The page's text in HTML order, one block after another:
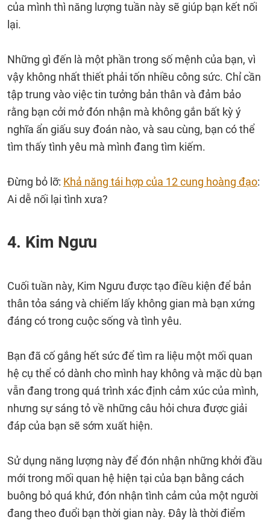
của mình thì năng lượng tuần này sẽ giúp bạn kết nối
lại.
Những gì đến là một phần trong số mệnh của bạn, vì
vậy không nhất thiết phải tốn nhiều công sức. Chỉ cần
tập trung vào việc tin tưởng bản thân và đảm bảo
rằng bạn cởi mở đón nhận mà không gắn bất kỳ ý
nghĩa ẩn giấu suy đoán nào, và sau cùng, bạn có thể
tìm thấy tình yêu mà mình đang tìm kiếm.
Đừng bỏ lỡ: Khả năng tái hợp của 12 cung hoàng đạo:
Ai dễ nối lại tình xưa?
4. Kim Ngưu
Cuối tuần này, Kim Ngưu được tạo điều kiện để bản
thân tỏa sáng và chiếm lấy không gian mà bạn xứng
đáng có trong cuộc sống và tình yêu.
Bạn đã cố gắng hết sức để tìm ra liệu một mối quan
hệ cụ thể có dành cho mình hay không và mặc dù bạn
vẫn đang trong quá trình xác định cảm xúc của mình,
nhưng sự sáng tỏ về những câu hỏi chưa được giải
đáp của bạn sẽ sớm xuất hiện.
Sử dụng năng lượng này để đón nhận những khởi đầu
mới trong mối quan hệ hiện tại của bạn bằng cách
buông bỏ quá khứ, đón nhận tình cảm của một người
đang theo đuổi bạn thời gian này. Đây là thời điểm